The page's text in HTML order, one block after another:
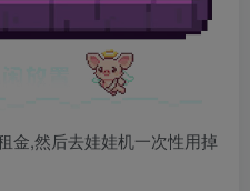
金,然后去娃娃机一次性用掉